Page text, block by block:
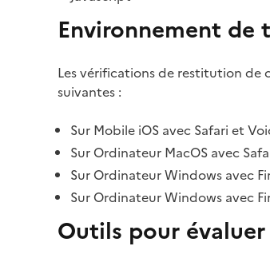
Environnement de
Les vérifications de restitution de
suivantes :
Sur Mobile iOS avec Safari et
Sur Ordinateur MacOS avec
Sur Ordinateur Windows avec
Sur Ordinateur Windows avec
Outils pour évaluer